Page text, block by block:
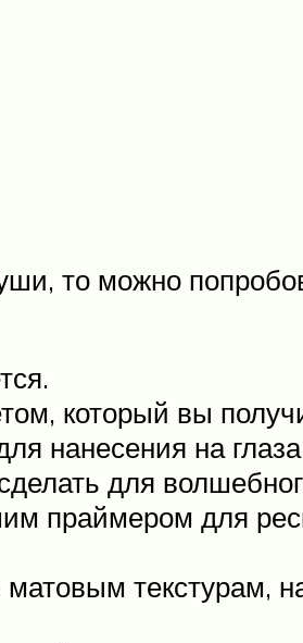
то можно
который вы
нанесения на
для
праймером для
текстурам,